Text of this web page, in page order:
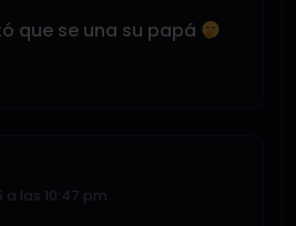
que se una su papá
a las 10:47 pm